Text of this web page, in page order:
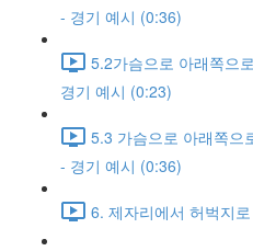
- 경기 예시 (0:36)
5.2가슴으로 아래쪽으
경기 예시 (0:23)
5.3 가슴으로 아래쪽으
- 경기 예시 (0:36)
6. 제자리에서 허벅지